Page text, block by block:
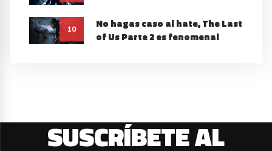
10
No hagas caso al hate, The Last
of Us Parte 2 es fenomenal
SUSCRÍBETE AL